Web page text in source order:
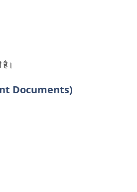
है।
Documents)